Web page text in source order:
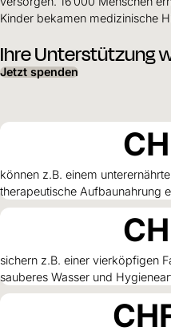
Kinder bekamen medizinische
Ihre Unterstützung
Jetzt spenden
können z.B. einem
therapeutische Aufbaunahrung
sichern z.B. einer vierköpfigen
sauberes Wasser und